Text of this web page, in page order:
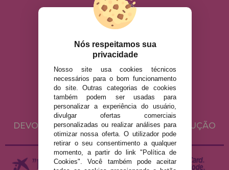
muito mais.
AVISO LEGAL
POLÍTICA DE PRIVACIDADE
POLÍTICA DE COOKIES
ENVIO E DEVOLUÇÕES
DEVOLUÇÕES / DIREITO DE LIVRE RESOLUÇÃO
Nós respeitamos sua
privacidade
Nosso site usa cookies técnicos
necessários para o bom funcionamento
do site. Outras categorias de cookies
também podem ser usadas para
personalizar a experiência do usuário,
divulgar ofertas comerciais
personalizadas ou realizar análises para
otimizar nossa oferta. O utilizador pode
retirar o seu consentimento a qualquer
momento, a partir do link "Política de
Cookies". Você também pode aceitar